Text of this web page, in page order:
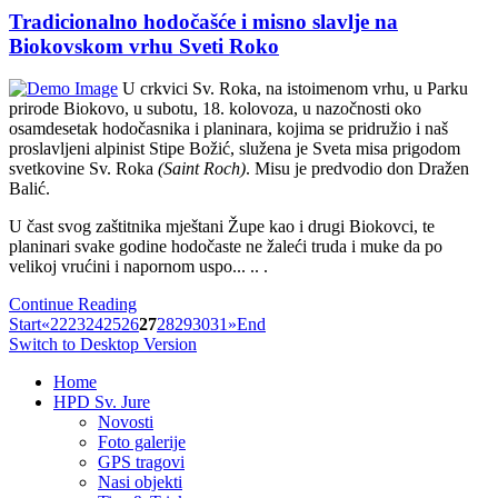
Tradicionalno hodočašće i misno slavlje na
Biokovskom vrhu Sveti Roko
U crkvici Sv. Roka, na istoimenom vrhu, u Parku
prirode Biokovo, u subotu, 18. kolovoza, u nazočnosti oko
osamdesetak hodočasnika i planinara, kojima se pridružio i naš
proslavljeni alpinist Stipe Božić, služena je Sveta misa prigodom
svetkovine Sv. Roka (Saint Roch). Misu je predvodio don Dražen
Balić.
U čast svog zaštitnika mještani Župe kao i drugi Biokovci, te
planinari svake godine hodočaste ne žaleći truda i muke da po
velikoj vrućini i napornom uspo... .. .
Continue Reading
Start«22232425262728293031 »End
Switch to Desktop Version
Home
HPD Sv. Jure
Novosti
Foto galerije
GPS tragovi
Nasi objekti